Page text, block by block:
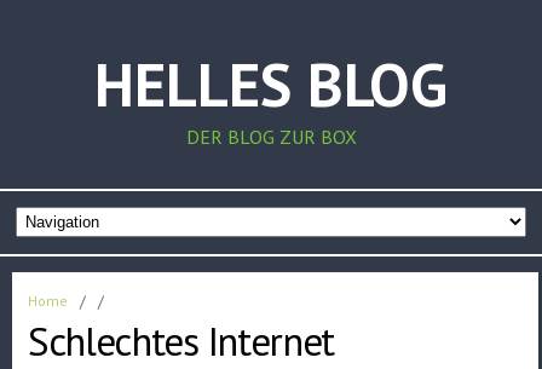
HELLES BLOG
DER BLOG ZUR BOX
Home / /
Schlechtes Internet